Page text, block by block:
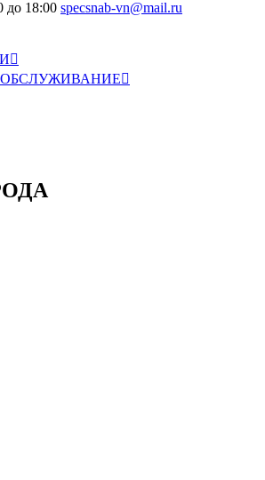
до 18:00 specsnab-vn@mail.ru

